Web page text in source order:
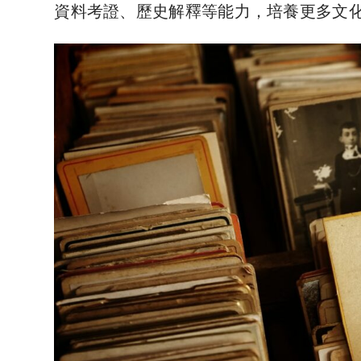
資料考證、歷史解釋等能力，培養更多文